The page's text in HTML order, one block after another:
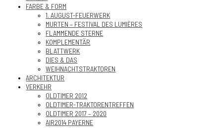
FARBE & FORM
1. AUGUST-FEUERWERK
MURTEN – FESTIVAL DES LUMIÈRES
FLAMMENDE STERNE
KOMPLEMENTÄR
BLATTWERK
DIES & DAS
WEIHNACHTSTRAKTOREN
ARCHITEKTUR
VERKEHR
OLDTIMER 2012
OLDTIMER-TRAKTORENTREFFEN
OLDTIMER 2017 – 2020
AIR2014 PAYERNE